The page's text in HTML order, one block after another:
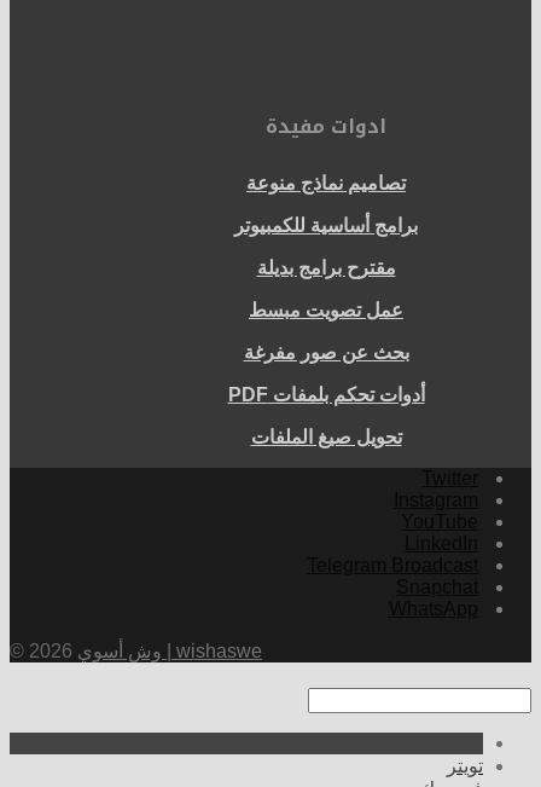
ادوات مفيدة
تصاميم نماذج منوعة
برامج أساسية للكمبيوتر
مقترح برامج بديلة
عمل تصويت مبسط
بحث عن صور مفرغة
أدوات تحكم بلمفات PDF
تحويل صيغ الملفات
© 2026 وش أسوي | wishaswe
تويتر